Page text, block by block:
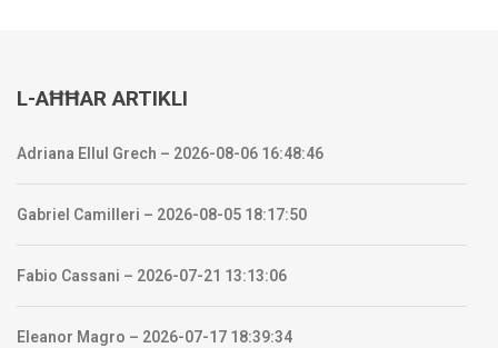
L-AĦĦAR ARTIKLI
Adriana Ellul Grech – 2026-08-06 16:48:46
Gabriel Camilleri – 2026-08-05 18:17:50
Fabio Cassani – 2026-07-21 13:13:06
Eleanor Magro – 2026-07-17 18:39:34